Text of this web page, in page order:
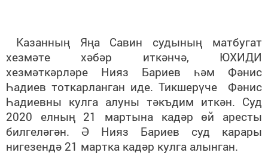
Казанның Яңа Савин судының матбугат
хезмәте хәбәр иткәнчә, ЮХИДИ
хезмәткәрләре Нияз Бариев һәм Фәнис
Һадиев тоткарланган иде. Тикшерүче Фәнис
Һадиевны кулга алуны тәкъдим иткән. Суд
2020 елның 21 мартына кадәр өй аресты
билгеләгән. Ә Нияз Бариев суд карары
нигезендә 21 мартка кадәр кулга алынган.